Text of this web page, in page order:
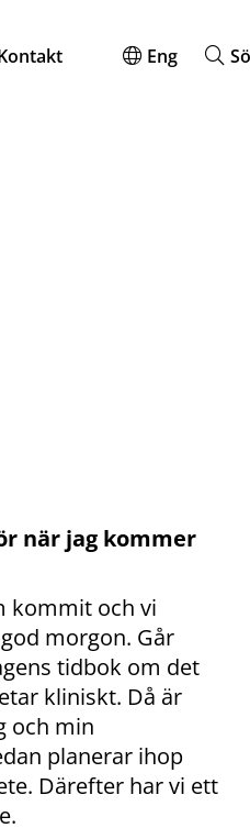
Eng
när jag kommer
kommit och vi
morgon. Går
tidbok om det
kliniskt. Då är
och min
planerar ihop
Därefter har vi ett